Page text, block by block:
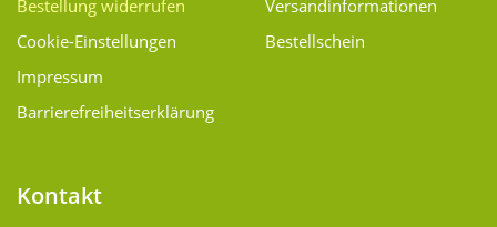
Bestellung widerrufen
Cookie-Einstellungen
Impressum
Barrierefreiheitserklärung
Versand­informationen
Bestellschein
Kontakt